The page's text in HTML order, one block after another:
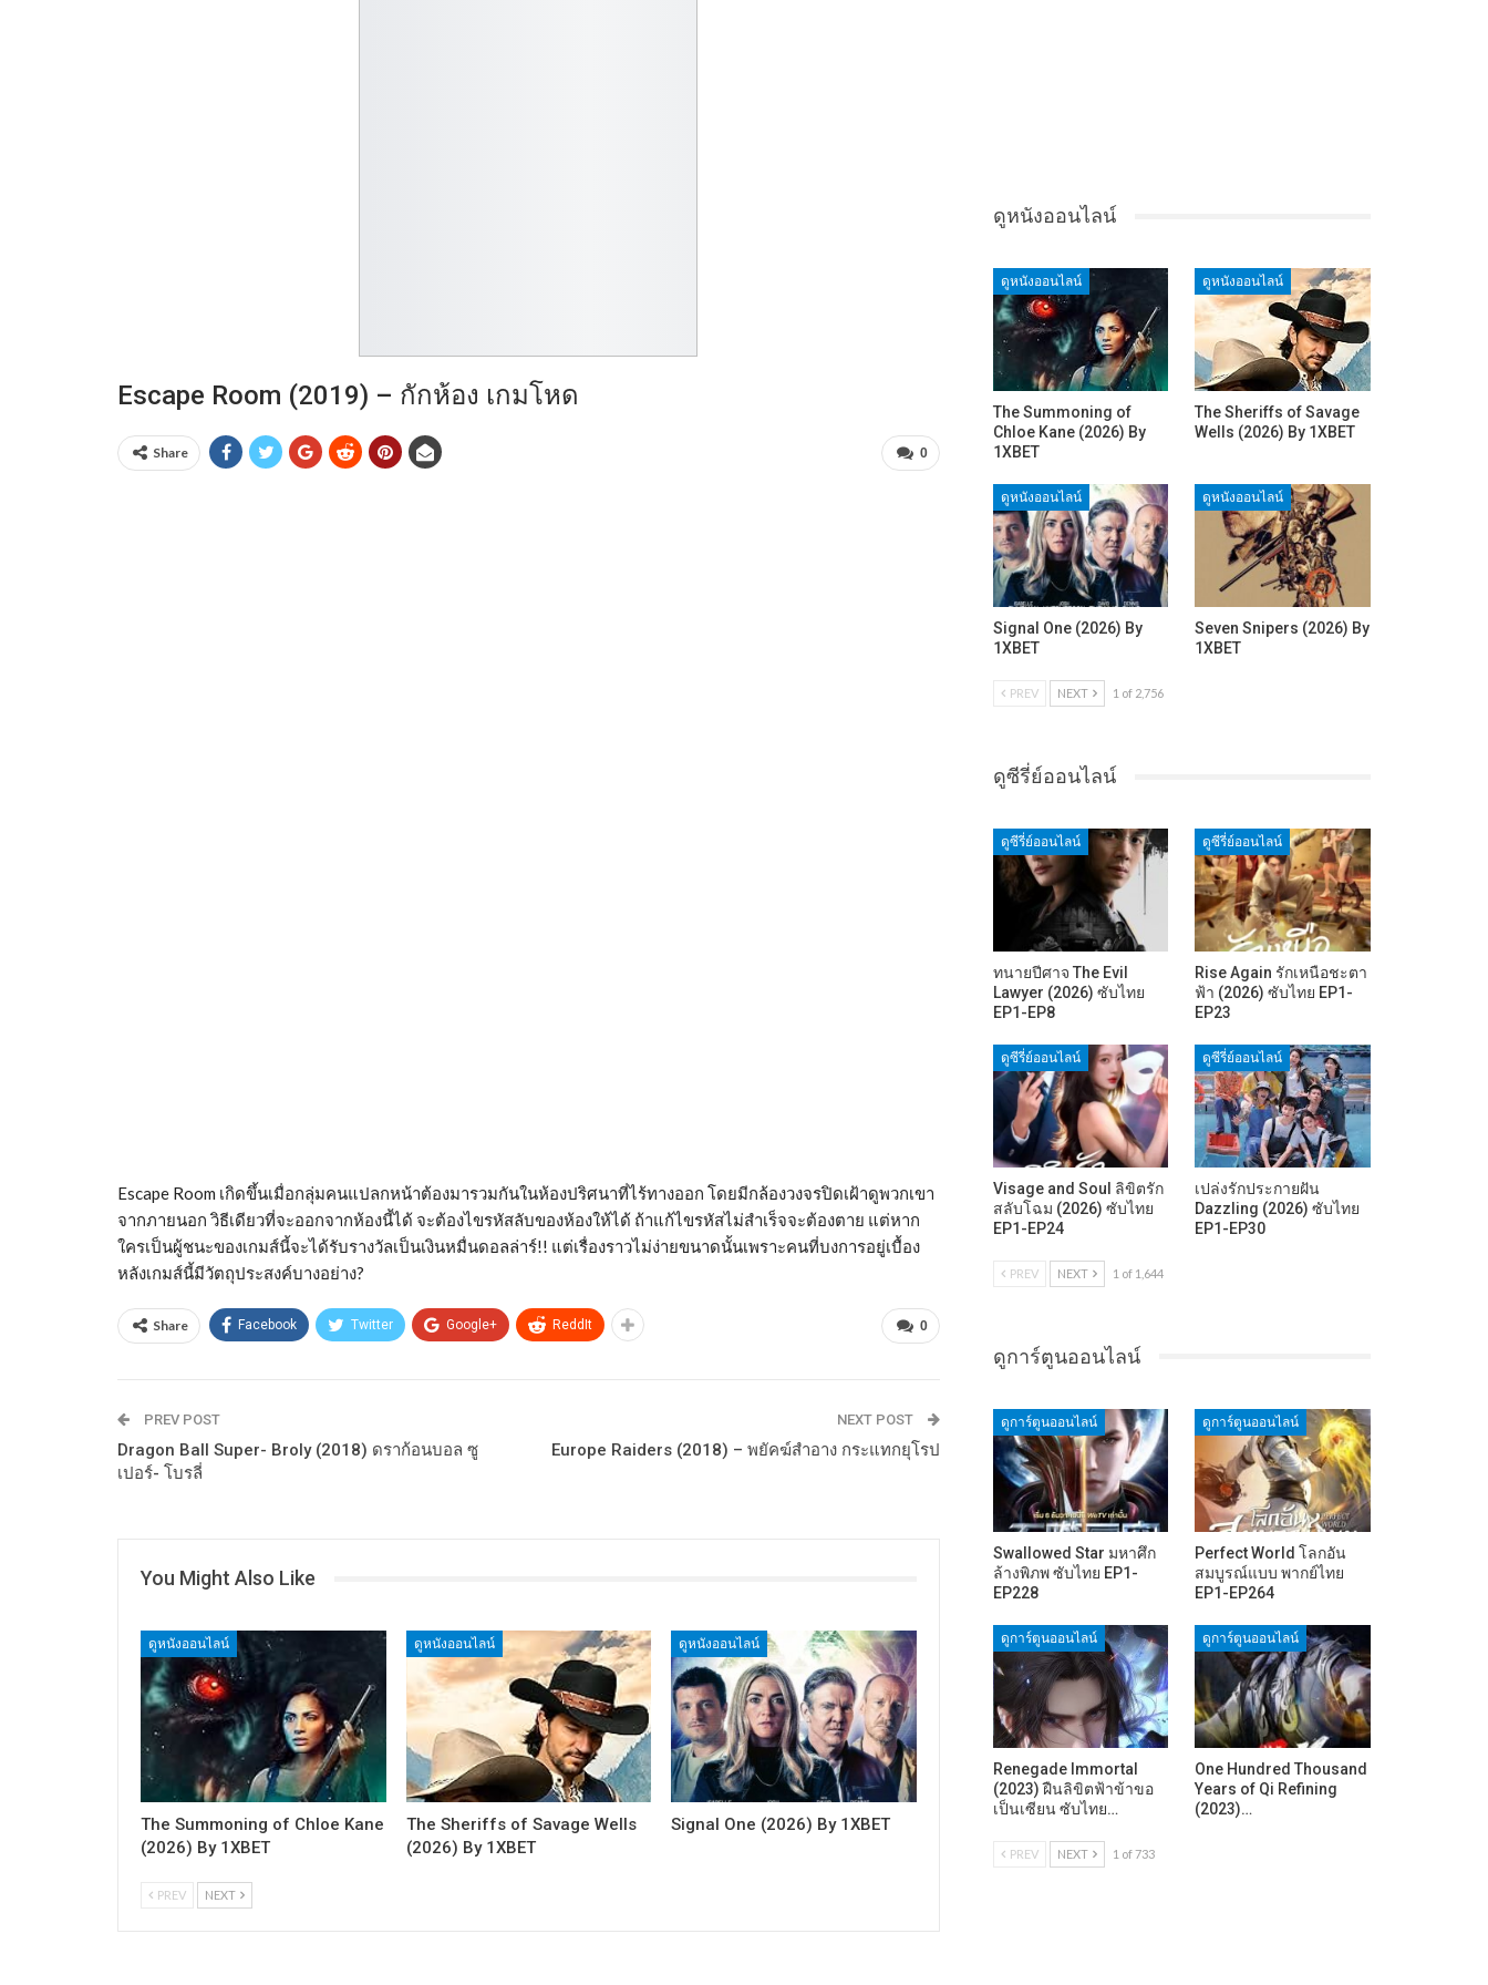
Escape Room (2019) – กักห้อง เกมโหด
0
Share
Escape Room เกิดขึ้นเมื่อกลุ่มคนแปลกหน้าต้องมารวมกันในห้องปริศนาที่ไร้ทางออก โดยมีกล้องวงจรปิดเฝ้าดูพวกเขา
จากภายนอก วิธีเดียวที่จะออกจากห้องนี้ได้ จะต้องไขรหัสลับของห้องให้ได้ ถ้าแก้ไขรหัสไม่สำเร็จจะต้องตาย แต่หาก
ใครเป็นผู้ชนะของเกมส์นี้จะได้รับรางวัลเป็นเงินหมื่นดอลล่าร์!! แต่เรื่องราวไม่ง่ายขนาดนั้นเพราะคนที่บงการอยู่เบื้อง
หลังเกมส์นี้มีวัตถุประสงค์บางอย่าง?
0
Share Facebook Twitter Google+ ReddIt
PREV POST
Dragon Ball Super- Broly (2018) ดราก้อนบอล ซู
เปอร์- โบรลี่
NEXT POST
Europe Raiders (2018) – พยัคฆ์สำอาง กระแทกยุโรป
You Might Also Like
ดูหนังออนไลน์
The Summoning of Chloe Kane
(2026) By 1XBET
ดูหนังออนไลน์
The Sheriffs of Savage Wells
(2026) By 1XBET
ดูหนังออนไลน์
Signal One (2026) By 1XBET
PREV NEXT
ดูหนังออนไลน์
ดูหนังออนไลน์
The Summoning of
Chloe Kane (2026) By
1XBET
ดูหนังออนไลน์
The Sheriffs of Savage
Wells (2026) By 1XBET
ดูหนังออนไลน์
Signal One (2026) By
1XBET
ดูหนังออนไลน์
Seven Snipers (2026) By
1XBET
PREV NEXT 1 of 2,756
ดูซีรี่ย์ออนไลน์
ดูซีรี่ย์ออนไลน์
ทนายปีศาจ The Evil
Lawyer (2026) ซับไทย
EP1-EP8
ดูซีรี่ย์ออนไลน์
Rise Again รักเหนือชะตา
ฟ้า (2026) ซับไทย EP1-
EP23
ดูซีรี่ย์ออนไลน์
Visage and Soul ลิขิตรัก
สลับโฉม (2026) ซับไทย
EP1-EP24
ดูซีรี่ย์ออนไลน์
เปล่งรักประกายฝัน
Dazzling (2026) ซับไทย
EP1-EP30
PREV NEXT 1 of 1,644
ดูการ์ตูนออนไลน์
ดูการ์ตูนออนไลน์
Swallowed Star มหาศึก
ล้างพิภพ ซับไทย EP1-
EP228
ดูการ์ตูนออนไลน์
Perfect World โลกอัน
สมบูรณ์แบบ พากย์ไทย
EP1-EP264
ดูการ์ตูนออนไลน์
Renegade Immortal
(2023) ฝืนลิขิตฟ้าข้าขอ
เป็นเซียน ซับไทย…
ดูการ์ตูนออนไลน์
One Hundred Thousand
Years of Qi Refining
(2023)…
PREV NEXT 1 of 733